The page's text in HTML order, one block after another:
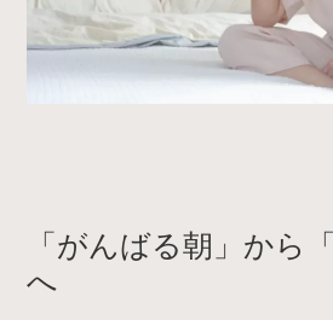
「がんばる朝」から
へ